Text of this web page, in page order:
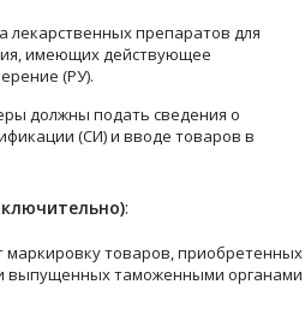
лекарственных препаратов для
имеющих действующее
(РУ).
должны подать сведения о
(СИ) и вводе товаров в
:
товаров, приобретенных
и выпущенных таможенными органами